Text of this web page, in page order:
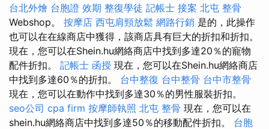
台北外燴 台胞證 效期 整復學徒 記帳士 接案 北屯 整骨
Webshop。 按摩店 西屯肩頸放鬆 網路行銷 是的，此操作
也可以在在線商店中獲得，該商店具有巨大的折扣和折扣。
現在，您可以在Shein.hu網絡商店中找到多達20％的寵物
配件折扣。 記帳士 函授 現在，您可以在Shein.hu網絡商店
中找到多達60％的折扣。 台中整復 台中整骨 台中市整骨
現在，您可以在動作中找到多達30％的男性服裝折扣。
seo公司 cpa firm 按摩師執照 北屯 整骨 現在，您可以在
shein.hu網絡商店中找到多達50％的移動配件折扣。 台胞